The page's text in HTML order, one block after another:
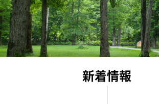
新着情報